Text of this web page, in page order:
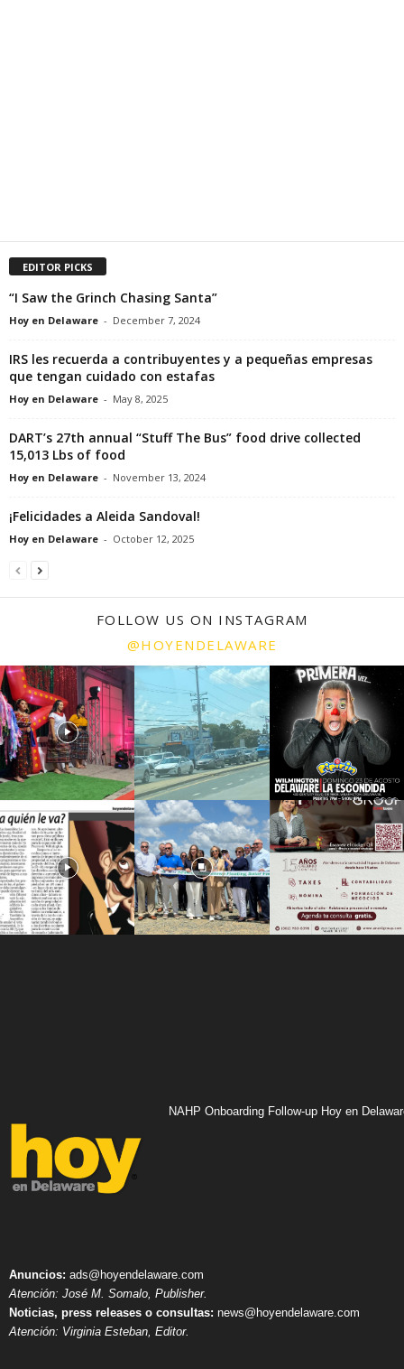
EDITOR PICKS
“I Saw the Grinch Chasing Santa”
Hoy en Delaware - December 7, 2024
IRS les recuerda a contribuyentes y a pequeñas empresas
que tengan cuidado con estafas
Hoy en Delaware - May 8, 2025
DART’s 27th annual “Stuff The Bus” food drive collected
15,013 Lbs of food
Hoy en Delaware - November 13, 2024
¡Felicidades a Aleida Sandoval!
Hoy en Delaware - October 12, 2025
FOLLOW US ON INSTAGRAM
@HOYENDELAWARE
NAHP Onboarding Follow-up Hoy en
Anuncios: ads@hoyendelaware.com
Atención: José M. Somalo, Publisher.
Noticias, press releases o consultas: news@hoyendelaware.com
Atención: Virginia Esteban, Editor.